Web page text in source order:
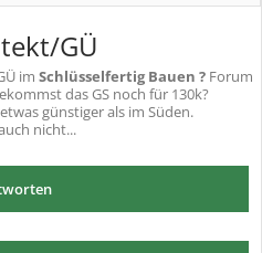
GÜ
im Schlüsselfertig Bauen ? Forum
das GS noch für 130k?
günstiger als im Süden.
nicht...